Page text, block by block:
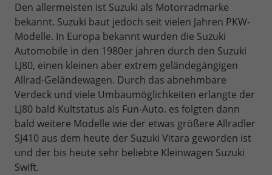
Den allermeisten ist Suzuki als Motorradmarke
bekannt. Suzuki baut jedoch seit vielen Jahren PKW-
Modelle. In Europa bekannt wurden die Suzuki
Automobile in den 1980er jahren durch den Suzuki
LJ80, einen kleinen aber extrem geländegängigen
Allrad-Geländewagen. Durch das abnehmbare
Verdeck und viele Umbaumöglichkeiten erlangte der
LJ80 bald Kultstatus als Fun-Auto. es folgten dann
bald weitere Modelle wie der etwas größere Allradler
SJ410 aus dem heute der Suzuki Vitara geworden ist
und der bis heute sehr beliebte Kleinwagen Suzuki
Swift.